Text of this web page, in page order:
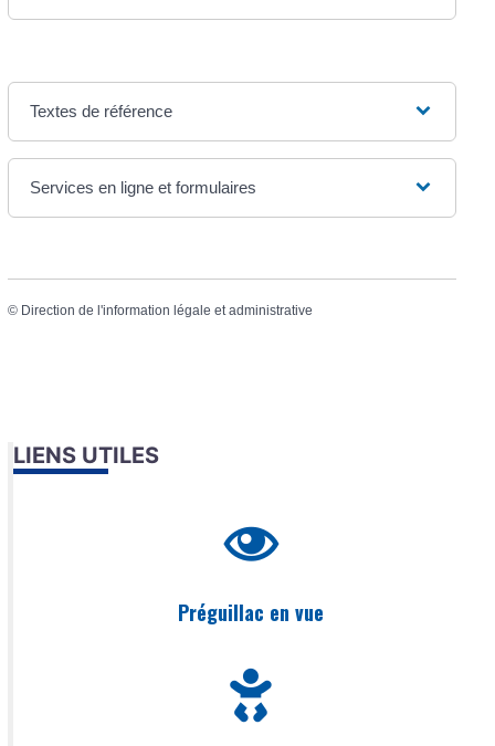
Textes de référence
Services en ligne et formulaires
© Direction de l'information légale et administrative
LIENS UTILES
Préguillac en vue